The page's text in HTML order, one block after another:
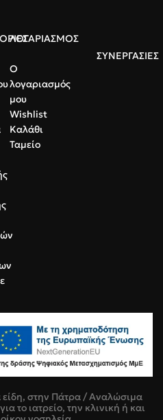
ΛΟΓΑΡΙΑΣΜΟΣ
Ο
λογαριασμός
μου
Wishlist
Καλάθι
Ταμείο
ΣΥΝΕΡΓΑΣΙΕΣ
στην Πάτρα / Αναλώσιμα
το ιατρείο, την κλινική ή και